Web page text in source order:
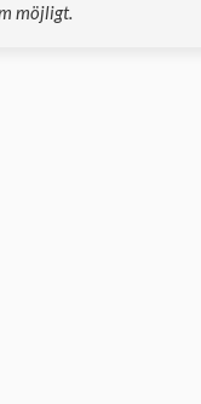
möjligt.